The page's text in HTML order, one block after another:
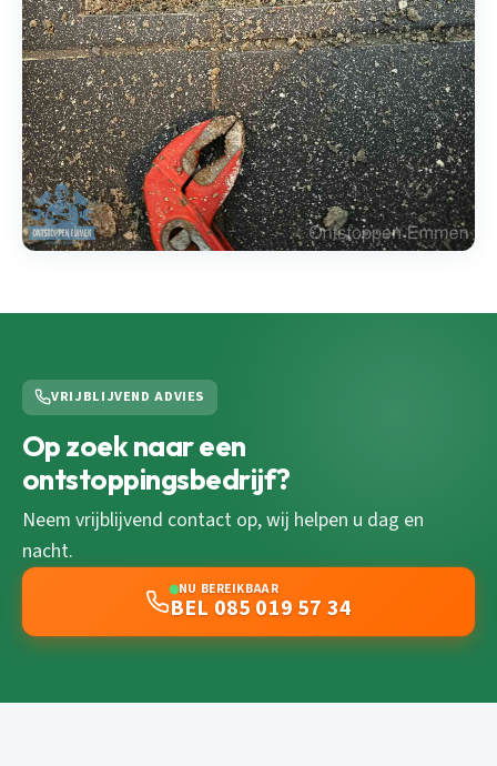
VRIJBLIJVEND ADVIES
Op zoek naar een
ontstoppingsbedrijf?
Neem vrijblijvend contact op, wij helpen u dag en
nacht.
NU BEREIKBAAR
BEL 085 019 57 34